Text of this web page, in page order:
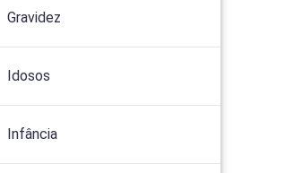
Gravidez
Idosos
Infância